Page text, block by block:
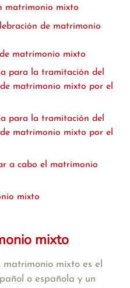
matrimonio mixto
de matrimonio
matrimonio mixto
para la tramitación del
matrimonio mixto por el
para la tramitación del
matrimonio mixto por el
a cabo el matrimonio
mixto
mixto
matrimonio mixto es el
o española y un